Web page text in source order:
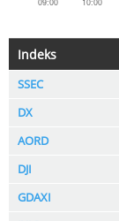
Indeks
SSEC
DX
AORD
DJI
GDAXI